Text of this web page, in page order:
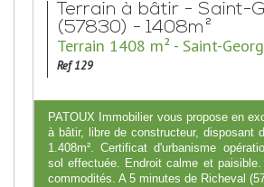
Terrain à bâtir - Saint-
(57830) - 1408m²
Terrain 1408 m² - Saint-
Ref 129
PATOUX Immobilier vous propose en
à bâtir, libre de constructeur, disposant
1.408m². Certificat d'urbanisme
sol effectuée. Endroit calme et
commodités. A 5 minutes de Richeval